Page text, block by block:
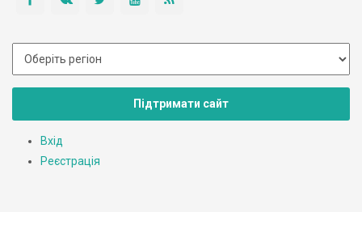
Підтримати сайт
Вхід
Реєстрація